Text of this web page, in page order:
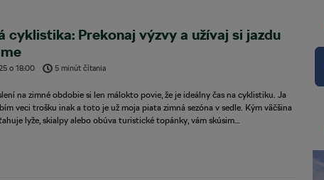
cyklistika: Prekonaj výzvy a užívaj si jazdu
o18:00 5 minút čítania
na zimné obdobie si len málokto povie, že je ideálny čas na cyklistiku. Ja
veci trošku inak a toto je už moja piata zimná sezóna v sedle. Kým väčšina
lyže, skialpy alebo obúva turistické topánky, vám skúsim…